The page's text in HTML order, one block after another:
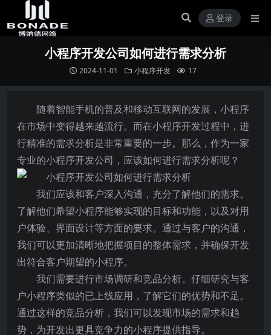
登录
小程序开发公司如何进行需求分析
2024-11-01 小程序开发 17
随着智能手机的普及和移动互联网的发展，小程序
在市场中变得越来越流行。而在小程序开发过程中，进
行精准的需求分析是非常重要的一步。那么，作为一家
专业的小程序开发公司，应该如何进行需求分析呢？
我们应该和客户深入沟通，充分了解他们的需求。
了解他们希望小程序能够实现的目标和功能，以及对用
户体验、界面设计等方面的要求。通过与客户的沟通，
我们可以更加清晰地把握项目的整体需求，并确保开发
出符合客户期望的小程序。
我们需要进行市场调研和竞品分析。仔细研究与客
户小程序类似的已上线应用，了解它们的优势和不足。
通过这样的竞品分析，我们可以发现市场的需求和趋
势，为开发出更具竞争力的小程序提供指导。